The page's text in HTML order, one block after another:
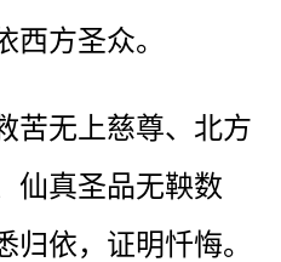
西方圣众。
苦无上慈尊、北方
仙真圣品无鞅数
归依，证明忏悔。